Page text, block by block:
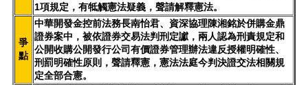
1項規定，有牴觸憲法疑義，聲請解釋憲法。
爭
點
中華開發金控前法務長南怡君、資深協理陳湘銘於併購金鼎
證券案中，被依證券交易法判刑定讞，兩人認為刑責規定和
公開收購公開發行公司有價證券管理辦法違反授權明確性、
刑罰明確性原則，聲請釋憲，憲法法庭今判決證交法相關規
定全部合憲。